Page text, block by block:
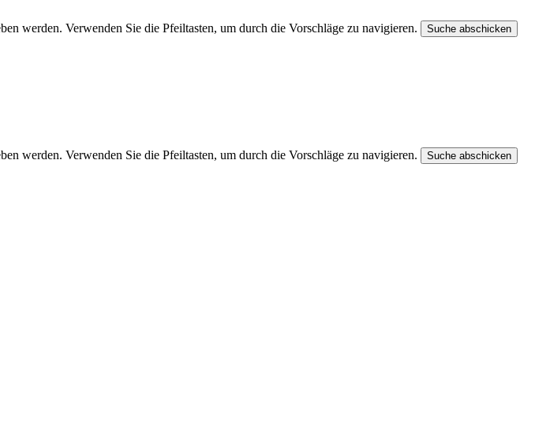
werden. Verwenden Sie die Pfeiltasten, um durch die Vorschläge zu navigieren. Suche abschicken
werden. Verwenden Sie die Pfeiltasten, um durch die Vorschläge zu navigieren. Suche abschicken